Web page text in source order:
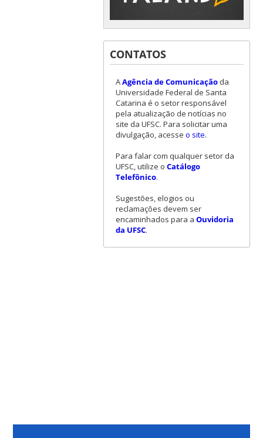
CONTATOS
AAgência de Comunicaçãoda
Universidade Federal de Santa
Catarina é o setor responsável
pela atualização de notícias no
site da UFSC. Para solicitar uma
divulgação, acesse o site.
Para falar com qualquer setor da
UFSC, utilize o Catálogo
Telefônico.
Sugestões, elogios ou
reclamações devem ser
encaminhados para a Ouvidoria
da UFSC.